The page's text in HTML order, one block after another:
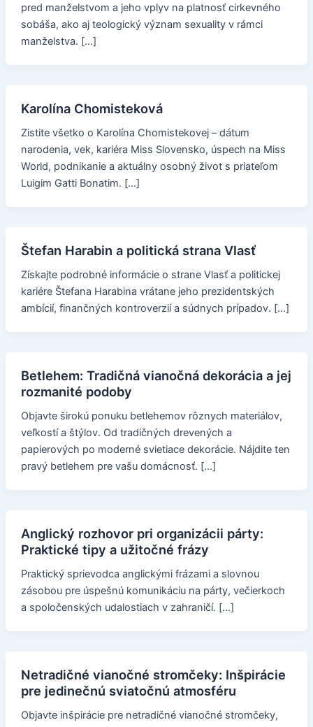
pred manželstvom a jeho vplyv na platnosť cirkevného
sobáša, ako aj teologický význam sexuality v rámci
manželstva. […]
Karolína Chomisteková
Zistite všetko o Karolína Chomistekovej – dátum
narodenia, vek, kariéra Miss Slovensko, úspech na Miss
World, podnikanie a aktuálny osobný život s priateľom
Luigim Gatti Bonatim. […]
Štefan Harabin a politická strana Vlasť
Získajte podrobné informácie o strane Vlasť a politickej
kariére Štefana Harabina vrátane jeho prezidentských
ambícií, finančných kontroverzií a súdnych prípadov. […]
Betlehem: Tradičná vianočná dekorácia a jej
rozmanité podoby
Objavte širokú ponuku betlehemov rôznych materiálov,
veľkostí a štýlov. Od tradičných drevených a
papierových po moderné svietiace dekorácie. Nájdite ten
pravý betlehem pre vašu domácnosť. […]
Anglický rozhovor pri organizácii párty:
Praktické tipy a užitočné frázy
Praktický sprievodca anglickými frázami a slovnou
zásobou pre úspešnú komunikáciu na párty, večierkoch
a spoločenských udalostiach v zahraničí. […]
Netradičné vianočné stromčeky: Inšpirácie
pre jedinečnú sviatočnú atmosféru
Objavte inšpirácie pre netradičné vianočné stromčeky,